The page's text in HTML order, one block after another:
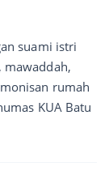
suami istri
mawaddah,
rumah
KUA Batu